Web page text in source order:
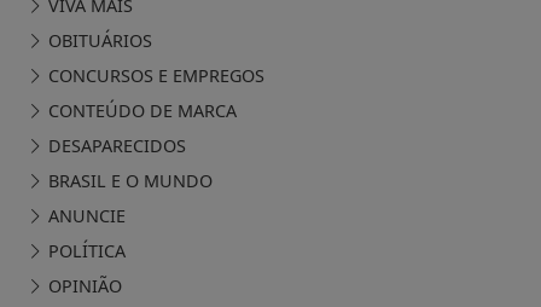
VIVA MAIS
OBITUÁRIOS
CONCURSOS E EMPREGOS
CONTEÚDO DE MARCA
DESAPARECIDOS
BRASIL E O MUNDO
ANUNCIE
POLÍTICA
OPINIÃO